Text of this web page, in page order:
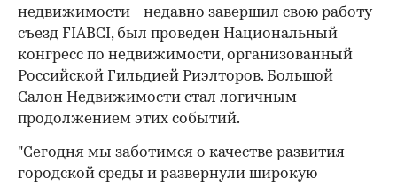
недвижимости - недавно завершил свою работу
съезд FIABCI, был проведен Национальный
конгресс по недвижимости, организованный
Российской Гильдией Риэлторов. Большой
Салон Недвижимости стал логичным
продолжением этих событий.
"Сегодня мы заботимся о качестве развития
городской среды и развернули широкую